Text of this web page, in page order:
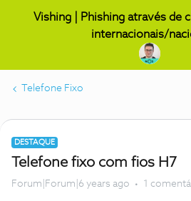
Vishing | Phishing através de
internacionais/
Telefone Fixo
DESTAQUE
Telefone fixo com fios H7
Forum|Forum|6 years ago 1